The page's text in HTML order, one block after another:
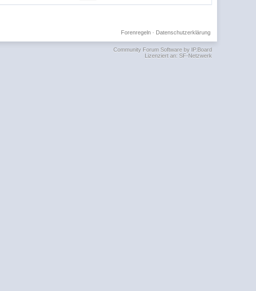
Datenschutzerklärung
Forenregeln·
Community Forum Software by IP.Board
Lizenziert an: SF-Netzwerk